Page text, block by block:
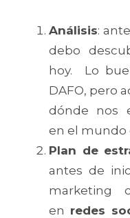
Análisis:
debo
hoy. Lo
DAFO, pero
dónde nos
en el mundo
Plan de
antes de
marketing
en redes